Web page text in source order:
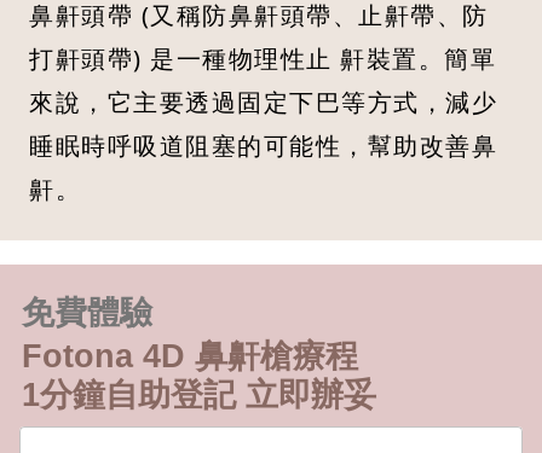
鼻鼾頭帶 (又稱防鼻鼾頭帶、止鼾帶、防
打鼾頭帶) 是一種物理性止 鼾裝置。簡單
來說，它主要透過固定下巴等方式，減少
睡眠時呼吸道阻塞的可能性，幫助改善鼻
鼾。
免費體驗
Fotona 4D 鼻鼾槍療程
1分鐘自助登記 立即辦妥